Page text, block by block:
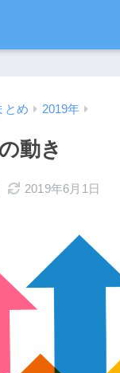
とめ 2019年
動き
2019年6月1日